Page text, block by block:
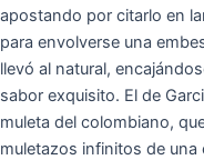
apostando por citarlo en
para envolverse una
llevó al natural,
sabor exquisito. El de
muleta del colombiano,
muletazos infinitos de